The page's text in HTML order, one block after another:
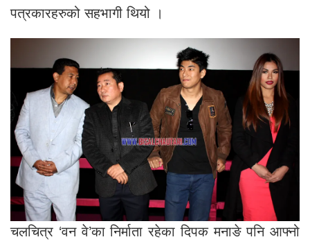
पत्रकारहरुको सहभागी थियो ।
चलचित्र ‘वन वे’का निर्माता रहेका दिपक मनाङे पनि आफ्नो